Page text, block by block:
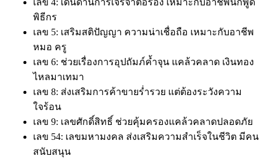
เลข 4: เด่นด้านการเจรจาต่อรอง เหมาะกับอาชีพนักพูด
พิธีกร
เลข 5: เสริมสติปัญญา ความน่าเชื่อถือ เหมาะกับอาชีพ
หมอ ครู
เลข 6: ช่วยเรื่องการอุปถัมภ์ค้ำจุน แคล้วคลาด เงินทอง
ไหลมาเทมา
เลข 8: ส่งเสริมการค้าขายร่ำรวย แต่ต้องระวังความ
ใจร้อน
เลข 9: เลขศักดิ์สิทธิ์ ช่วยคุ้มครองแคล้วคลาดปลอดภัย
เลข 54: เลขมหามงคล ส่งเสริมความสำเร็จในชีวิต มีคน
สนับสนุน